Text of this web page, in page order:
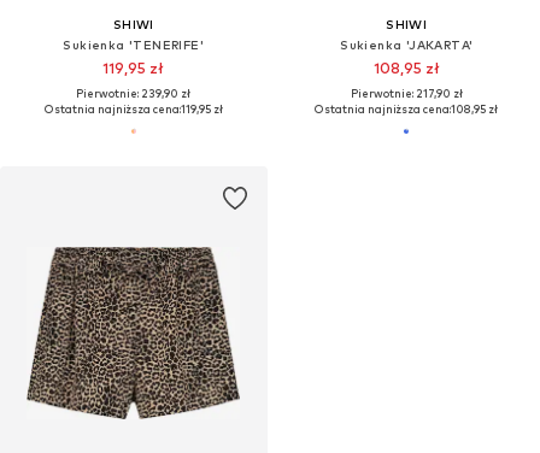
SHIWI
Sukienka 'TENERIFE'
119,95 zł
Pierwotnie: 239,90 zł
Ostatnia najniższa cena:119,95 zł
SHIWI
Sukienka 'JAKARTA'
108,95 zł
Pierwotnie: 217,90 zł
Ostatnia najniższa cena:108,95 zł